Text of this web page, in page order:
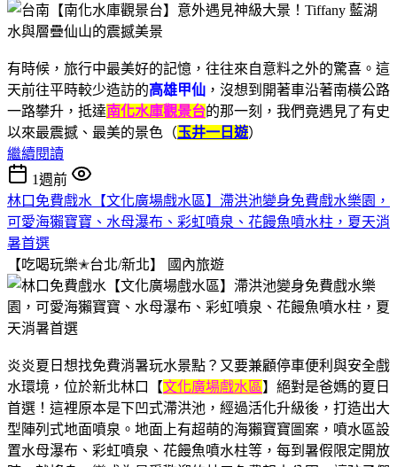
有時候，旅行中最美好的記憶，往往來自意料之外的驚喜。這
天前往平時較少造訪的高雄甲仙 ，沒想到開著車沿著南橫公路
一路攀升，抵達南化水庫觀景台的那一刻，我們竟遇見了有史
以來最震撼、最美的景色（玉井一日遊）
繼續閱讀
1週前
林口免費戲水【文化廣場戲水區】滯洪池變身免費戲水樂園，
可愛海獺寶寶、水母瀑布、彩虹噴泉、花饅魚噴水柱，夏天消
暑首選
【吃喝玩樂✭台北/新北】
國內旅遊
炎炎夏日想找免費消暑玩水景點？又要兼顧停車便利與安全戲
水環境，位於新北林口【文化廣場戲水區】絕對是爸媽的夏日
首選！這裡原本是下凹式滯洪池，經過活化升級後，打造出大
型陣列式地面噴泉。地面上有超萌的海獺寶寶圖案，噴水區設
置水母瀑布、彩虹噴泉、花饅魚噴水柱等，每到暑假限定開放